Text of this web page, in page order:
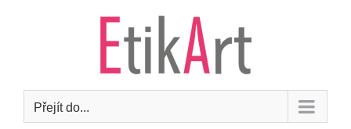
Přejít do...